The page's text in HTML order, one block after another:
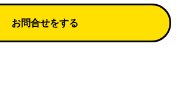
お問合せをする